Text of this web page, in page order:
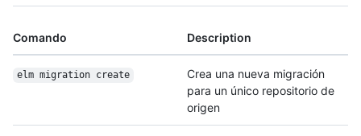
Comando Description
elm migration create
Crea una nueva migración
para un único repositorio de
origen